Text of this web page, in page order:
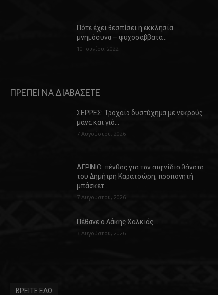
Πότε έχει θεσπίσει η εκκλησία
μνημόσυνα – ψυχοσάββατα…
10 Ιουνίου, 2022
ΠΡΕΠΕΙ ΝΑ ΔΙΑΒΑΣΕΤΕ
ΣΕΡΡΕΣ: Τροχαίο δυστύχημα με νεκρούς
μάνα και γιό…
7 Αυγούστου, 2026
ΑΓΡΙΝΙΟ: πένθος για τον αιφνίδιο θάνατο
του Δημήτρη Καρατσώρη, προπονητή
μπάσκετ…
7 Αυγούστου, 2026
Πέθανε ο Λάκης Χαλκιάς…
3 Αυγούστου, 2026
ΒΡΕΙΤΕ ΕΔΩ